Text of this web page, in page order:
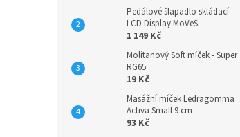
Pedálové šlapadlo skládací -
LCD Display MoVeS
1 149 Kč
Molitanový Soft míček - Super
RG65
19 Kč
Masážní míček Ledragomma
Activa Small 9 cm
93 Kč